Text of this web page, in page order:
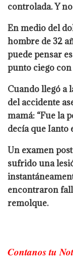
controlada. Y
En medio del
hombre de 32
puede pensar
punto ciego
Cuando llegó a
del accidente
mamá: “Fue la
decía que Ianto
Un examen
sufrido una
encontraron
remolque.
Contanos tu